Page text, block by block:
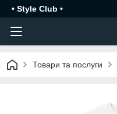
• Style Club •
Товари та послуги